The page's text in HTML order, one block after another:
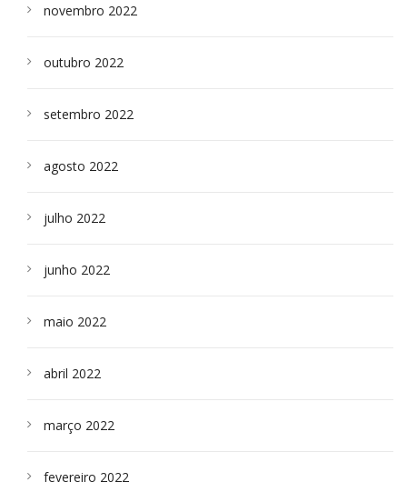
novembro 2022
outubro 2022
setembro 2022
agosto 2022
julho 2022
junho 2022
maio 2022
abril 2022
março 2022
fevereiro 2022